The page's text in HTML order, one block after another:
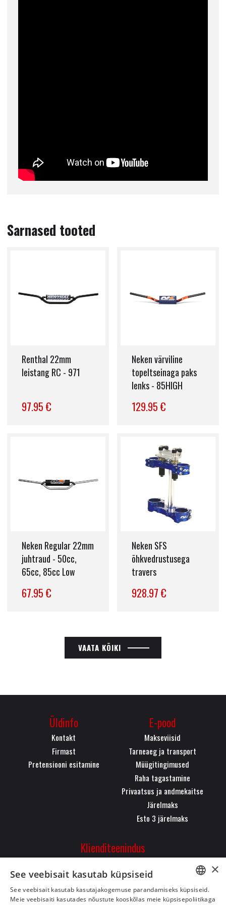
Sarnased tooted
Renthal 22mm
leistang RC - 971
97.95 €
Neken värviline
topeltseinaga paks
lenks - 85HIGH
129.95 €
Neken Regular 22mm
juhtraud - 50cc,
65cc, 85cc Low
67.95 €
Neken SFS
õhkvedrustusega
travers
928.97 €
VAATA KÕIKI
Üldinfo
Kontakt
Firmast
Pretensiooni esitamine
E-pood
Makseviisid
Tarneaeg ja transport
Müügitingimused
Raha tagastamine
Privaatsus ja andmekaitse
Järelmaks
Esto 3 järelmaks
Klienditeenindus
Tallinn
+372 50 26 084
info@bikeman.ee
ESTONIAN
×
See veebisait kasutab küpsiseid
See veebisait kasutab kasutajakogemuse parandamiseks küpsiseid.
Meie veebisaiti kasutades nõustute kooskõlas meie küpsisepoliitikaga